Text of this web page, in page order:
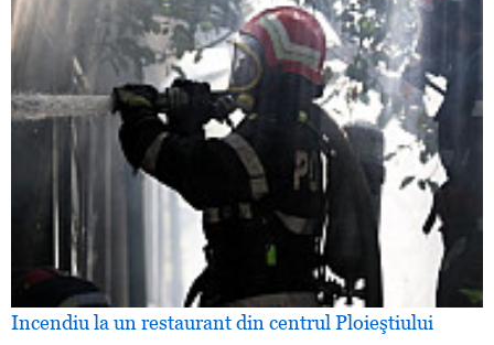
Incendiu la un restaurant din centrul Ploieştiului